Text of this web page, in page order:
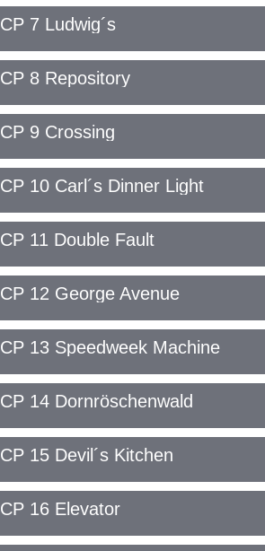
CP 7 Ludwig´s
CP 8 Repository
CP 9 Crossing
CP 10 Carl´s Dinner Light
CP 11 Double Fault
CP 12 George Avenue
CP 13 Speedweek Machine
CP 14 Dornröschenwald
CP 15 Devil´s Kitchen
CP 16 Elevator